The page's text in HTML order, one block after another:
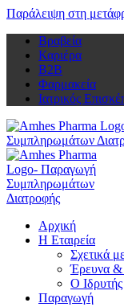
Παράλειψη στη
Βραβεία
Καριέρα
Β2Β
Φαρμακεία
Ιατρικός
Αρχική
Η Εταιρεία
Σχετικά
Έρευνα
Ο Ιδρυτής
Παραγωγή